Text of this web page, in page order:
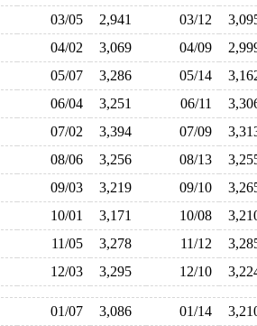
03/05 2,941 03/12
04/02 3,069 04/09
05/07 3,286 05/14
06/04 3,251 06/11
07/02 3,394 07/09
08/06 3,256 08/13
09/03 3,219 09/10
10/01 3,171 10/08
11/05 3,278 11/12
12/03 3,295 12/10
01/07 3,086 01/14